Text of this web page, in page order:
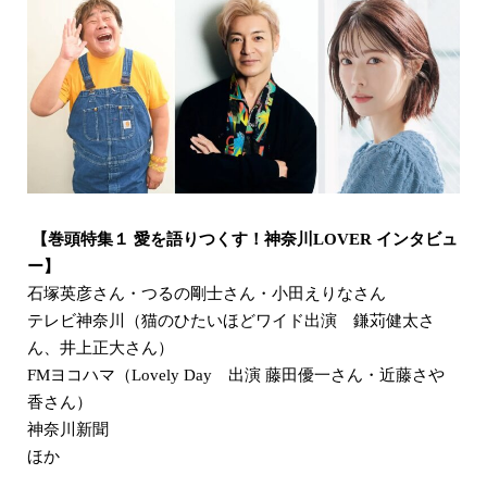
【巻頭特集１ 愛を語りつくす！神奈川LOVER インタビュ
ー】
石塚英彦さん・つるの剛士さん・小田えりなさん
テレビ神奈川（猫のひたいほどワイド出演 鎌苅健太さ
ん、井上正大さん）
FMヨコハマ（Lovely Day 出演 藤田優一さん・近藤さや
香さん）
神奈川新聞
ほか